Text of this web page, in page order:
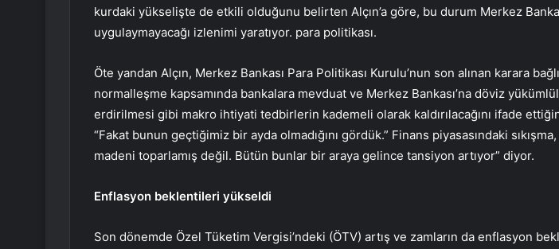
kurdaki yükselişte de etkili olduğunu belirten Alçın’a göre, bu durum Merkez
uygulaymayacağı izlenimi yaratıyor. para politikası.
Öte yandan Alçın, Merkez Bankası Para Politikası Kurulu’nun son alınan karara
normalleşme kapsamında bankalara mevduat ve Merkez Bankası’na döviz
erdirilmesi gibi makro ihtiyati tedbirlerin kademeli olarak kaldırılacağını ifade
“Fakat bunun geçtiğimiz bir ayda olmadığını gördük.” Finans piyasasındaki
madeni toparlamış değil. Bütün bunlar bir araya gelince tansiyon artıyor” diyor.
Enflasyon beklentileri yükseldi
Son dönemde Özel Tüketim Vergisi’ndeki (ÖTV) artış ve zamların da enflasyon